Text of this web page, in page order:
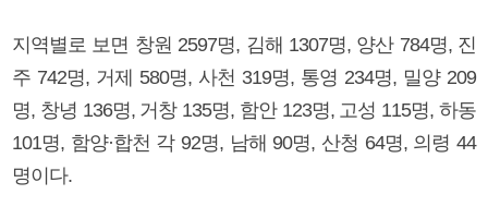
지역별로 보면 창원 2597명, 김해 1307명, 양산 784명, 진
주 742명, 거제 580명, 사천 319명, 통영 234명, 밀양 209
명, 창녕 136명, 거창 135명, 함안 123명, 고성 115명, 하동
101명, 함양·합천 각 92명, 남해 90명, 산청 64명, 의령 44
명이다.